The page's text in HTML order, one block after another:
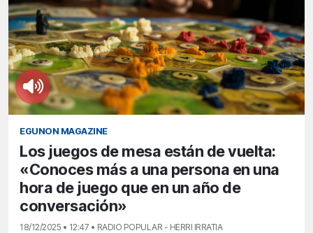
EGUNON MAGAZINE
Los juegos de mesa están de vuelta:
«Conoces más a una persona en una
hora de juego que en un año de
conversación»
18/12/2025 • 12:47 • RADIO POPULAR - HERRI IRRATIA